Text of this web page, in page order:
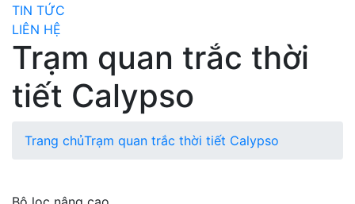
TIN TỨC
LIÊN HỆ
Trạm quan trắc thời
tiết Calypso
Trang chủTrạm quan trắc thời tiết Calypso